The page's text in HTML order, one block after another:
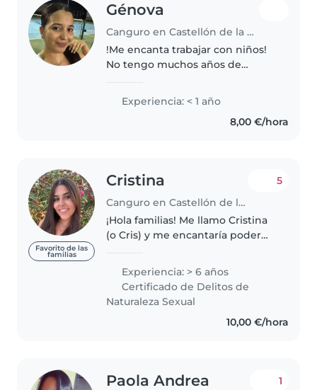
Génova
Canguro en Castellón de la Plana
!Me encanta trabajar con niños!
No tengo muchos años de
hacer manualidades, dibujos,
ayudar con sus tareas y ayudarlos
con su crecimiento y desarrollo.
Experiencia: < 1 año
8,00 €/hora
Favorito de las
familias
Cristina
Canguro en Castellón de la Plana
5
¡Hola familias! Me llamo Cristina
(o Cris) y me encantaría poder
peques😊. Soy una persona
responsable, paciente y alegre, a
la que le gusta pasar tiempo..
Experiencia: > 6 años
Certificado de Delitos de
Naturaleza Sexual
10,00 €/hora
Paola Andrea 1